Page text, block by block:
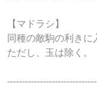
【マドラシ】
同種の敵駒の利きに
ただし、玉は除く。